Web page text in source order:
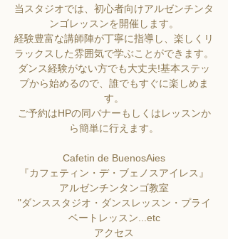
当スタジオでは、初心者向けアルゼンチンタ
ンゴレッスンを開催します。
経験豊富な講師陣が丁寧に指導し、楽しくリ
ラックスした雰囲気で学ぶことができます。
ダンス経験がない方でも大丈夫!基本ステッ
プから始めるので、誰でもすぐに楽しめま
す。
ご予約はHPの同バナーもしくはレッスンか
ら簡単に行えます。
Cafetin de BuenosAies
『カフェティン・デ・ブェノスアイレス』
アルゼンチンタンゴ教室
"ダンススタジオ・ダンスレッスン・プライ
ベートレッスン...etc
アクセス